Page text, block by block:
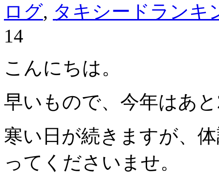
ログ, タキシードランキ
14
こんにちは。
早いもので、今年はあ
寒い日が続きますが、
ってくださいませ。